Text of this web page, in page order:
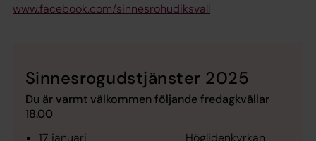
www.facebook.com/sinnesrohudiksvall
Sinnesrogudstjänster 2025
Du är varmt välkommen följande fredagkvällar
18.00
17 januari Höglidenkyrkan